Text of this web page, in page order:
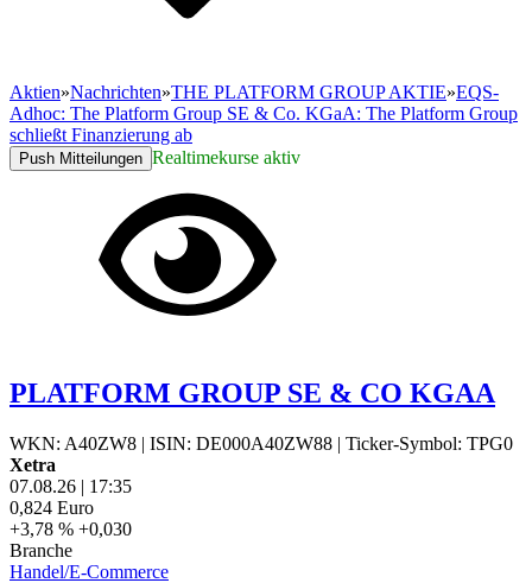
Aktien»Nachrichten»THE PLATFORM GROUP AKTIE»EQS-
Adhoc: The Platform Group SE & Co. KGaA: The Platform Group
schließt Finanzierung ab
Push Mitteilungen Realtimekurse aktiv
PLATFORM GROUP SE & CO KGAA
WKN: A40ZW8 | ISIN: DE000A40ZW88 | Ticker-Symbol: TPG0
Xetra
07.08.26 | 17:35
0,824 Euro
+3,78 % +0,030
Branche
Handel/E-Commerce